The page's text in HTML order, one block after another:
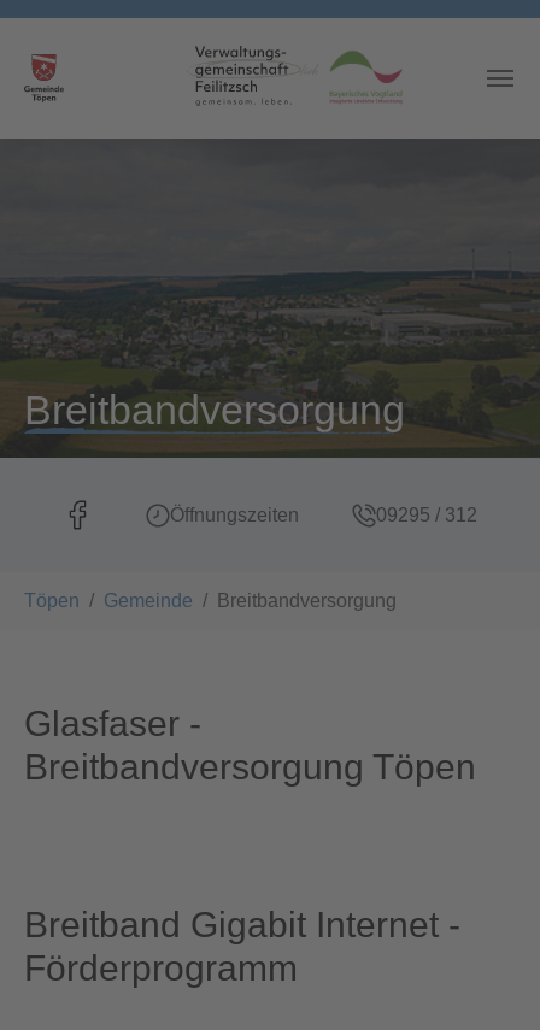
Skip to main content
Breitbandversorgung
Öffnungszeiten 09295 / 312
Töpen Gemeinde Breitbandversorgung
Glasfaser -
Breitbandversorgung Töpen
Breitband Gigabit Internet -
Förderprogramm